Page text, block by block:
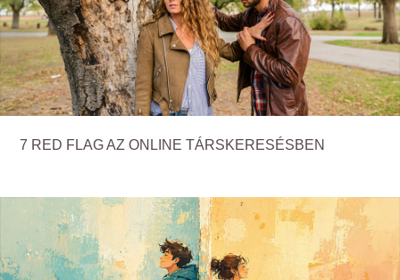
7 RED FLAG AZ ONLINE TÁRSKERESÉSBEN